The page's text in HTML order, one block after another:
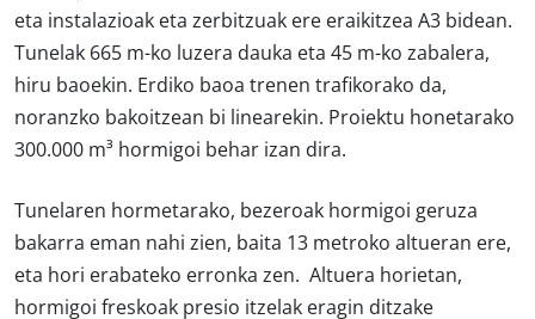
eta instalazioak eta zerbitzuak ere eraikitzea A3 bidean.
Tunelak 665 m-ko luzera dauka eta 45 m-ko zabalera,
hiru baoekin. Erdiko baoa trenen trafikorako da,
noranzko bakoitzean bi linearekin. Proiektu honetarako
300.000 m³ hormigoi behar izan dira.
Tunelaren hormetarako, bezeroak hormigoi geruza
bakarra eman nahi zien, baita 13 metroko altueran ere,
eta hori erabateko erronka zen. Altuera horietan,
hormigoi freskoak presio itzelak eragin ditzake